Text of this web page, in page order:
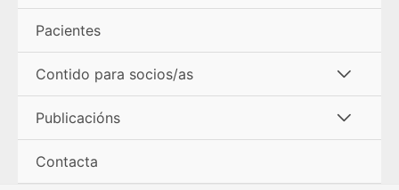
Pacientes
Contido para socios/as
menú
Publicacións
Contacta